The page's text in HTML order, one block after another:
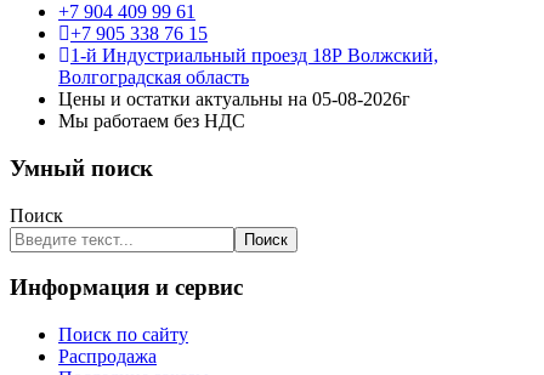
+7 904 409 99 61
+7 905 338 76 15
1-й Индустриальный проезд 18Р Волжский,
Волгоградская область
Цены и остатки актуальны на 05-08-2026г
Мы работаем без НДС
Умный поиск
Поиск
Поиск
Информация и сервис
Поиск по сайту
Распродажа